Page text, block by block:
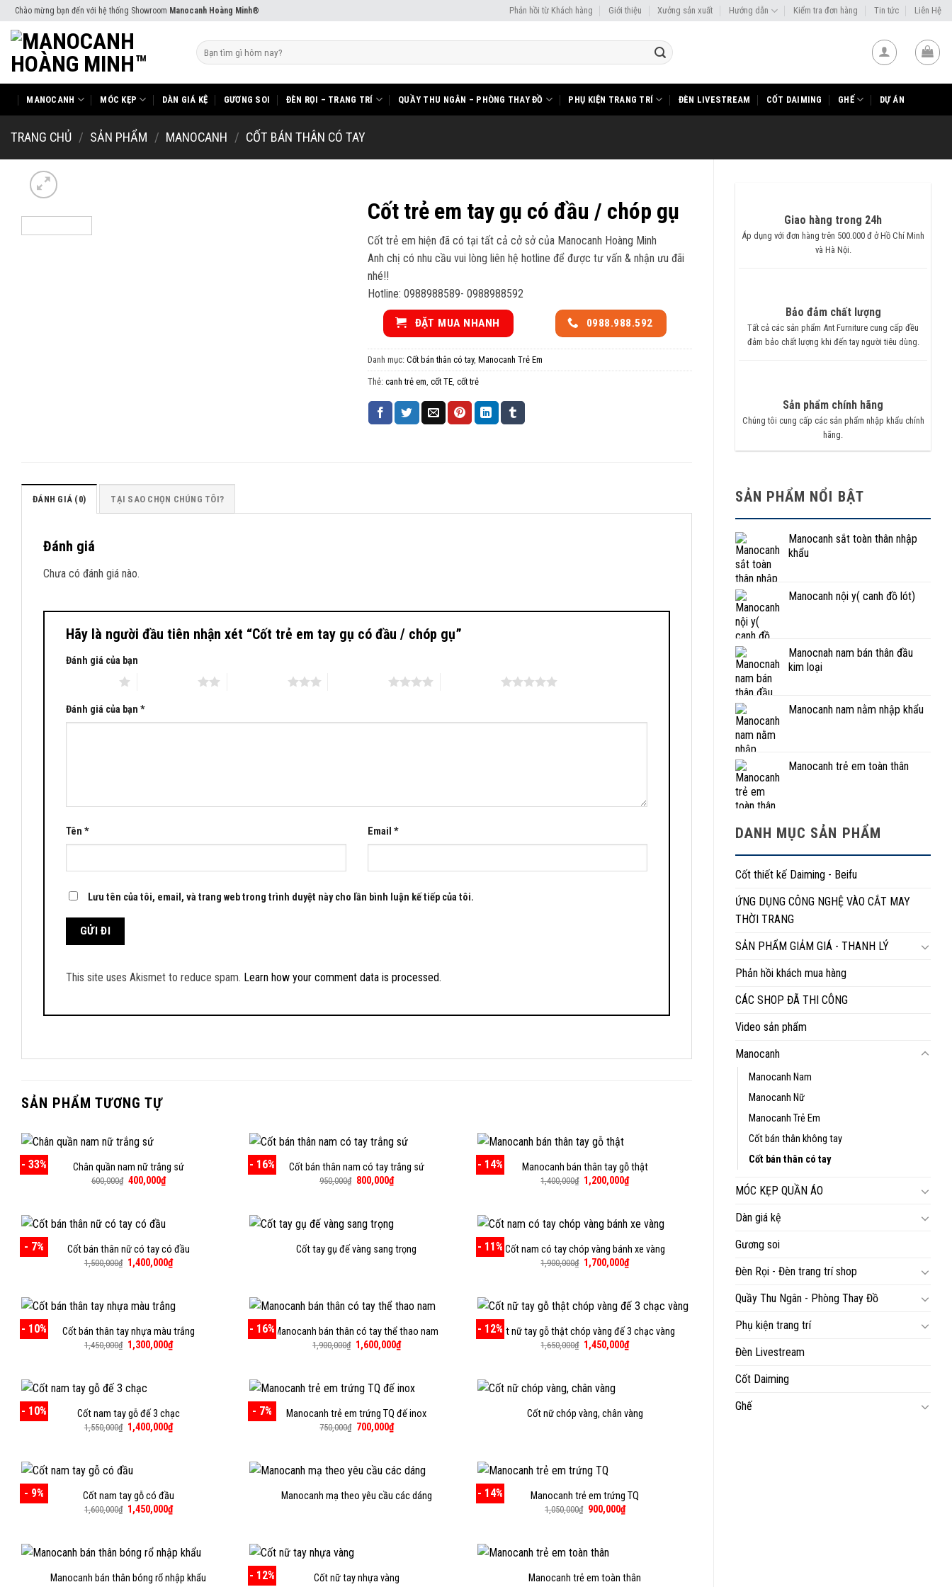
Skip
to
content
Chào mừng bạn đến với hệ thống Showroom Manocanh Hoàng Minh® Phản hồi từ Khách hàng Giới thiệu Xưởng sản xuất Hướng dẫn Kiểm tra đơn hàng Tin tức Liên Hệ
Tìm
kiếm:
MANOCANH MÓC KẸP DÀN GIÁ KỆ GƯƠNG SOI ĐÈN RỌI – TRANG TRÍ QUẦY THU NGÂN – PHÒNG THAY ĐỒ PHỤ KIỆN TRANG TRÍ ĐÈN LIVESTREAM CỐT DAIMING GHẾ DỰ ÁN
TRANG CHỦ / SẢN PHẨM / MANOCANH / CỐT BÁN THÂN CÓ TAY
Giao hàng trong 24h
Áp dụng với đơn hàng trên 500.000 đ ở Hồ Chí Minh
và Hà Nội.
Bảo đảm chất lượng
Tất cả các sản phẩm Ant Furniture cung cấp đều
đảm bảo chất lượng khi đến tay người tiêu dùng.
Sản phẩm chính hãng
Chúng tôi cung cấp các sản phẩm nhập khẩu chính
hãng.
SẢN PHẨM NỔI BẬT
Manocanh sắt toàn thân nhập
khẩu
Manocanh nội y( canh đồ lót)
Manocnah nam bán thân đầu
kim loại
Manocanh nam nằm nhập khẩu
Manocanh trẻ em toàn thân
DANH MỤC SẢN PHẨM
Cốt thiết kế Daiming - Beifu
ỨNG DỤNG CÔNG NGHỆ VÀO CẮT MAY
THỜI TRANG
SẢN PHẨM GIẢM GIÁ - THANH LÝ
Phản hồi khách mua hàng
CÁC SHOP ĐÃ THI CÔNG
Video sản phẩm
Manocanh
Manocanh Nam
Manocanh Nữ
Manocanh Trẻ Em
Cốt bán thân không tay
Cốt bán thân có tay
MÓC KẸP QUẦN ÁO
Dàn giá kệ
Gương soi
Đèn Rọi - Đèn trang trí shop
Quầy Thu Ngân - Phòng Thay Đồ
Phụ kiện trang trí
Đèn Livestream
Cốt Daiming
Ghế
Cốt trẻ em tay gụ có đầu / chóp gụ
Cốt trẻ em hiện đã có tại tất cả cở sở của Manocanh Hoàng Minh
Anh chị có nhu cầu vui lòng liên hệ hotline để được tư vấn & nhận ưu đãi
nhé!!
Hotline: 0988988589- 0988988592
ĐẶT MUA NHANH 0988.988.592
Danh mục: Cốt bán thân có tay, Manocanh Trẻ Em
Thẻ: canh trẻ em cốt TE, cốt trẻ
ĐÁNH GIÁ (0) TẠI SAO CHỌN CHÚNG TÔI?
Đánh giá
Chưa có đánh giá nào.
Hãy là người đầu tiên nhận xét “Cốt trẻ em tay gụ có đầu / chóp gụ”
Đánh giá của bạn
Đánh giá của bạn *
Tên * Email *
Lưu tên của tôi, email, và trang web trong trình duyệt này cho lần bình luận kế tiếp của tôi.
This site uses Akismet to reduce spam. Learn how your comment data is processed.
SẢN PHẨM TƯƠNG TỰ
- 33% Chân quần nam nữ trắng sứ
600,000₫ Giá
400,000₫Giá
hiện
400,000₫.
- 16% Cốt bán thân nam có tay trắng sứ
950,000₫ Giá
800,000₫Giá
hiện
800,000₫.
- 14% Manocanh bán thân tay gỗ thật
1,400,000₫ Giá
gốc
1,200,000₫Giá
hiện
1,200,000₫.
- 7% Cốt bán thân nữ có tay có đầu
1,500,000₫ Giá
gốc
1,400,000₫Giá
hiện
1,400,000₫.
Cốt tay gụ đế vàng sang trọng - 11% Cốt nam có tay chóp vàng bánh xe vàng
1,900,000₫ Giá
gốc
1,700,000₫Giá
hiện
1,700,000₫.
- 10% Cốt bán thân tay nhựa màu trắng
1,450,000₫ Giá
gốc
1,300,000₫Giá
hiện
- 16% Manocanh bán thân có tay thể thao nam
1,900,000₫ Giá
gốc
1,600,000₫Giá
hiện
1,600,000₫.
- 12%Cốt nữ tay gỗ thật chóp vàng đế 3 chạc vàng
1,650,000₫ Giá
gốc
1,450,000₫Giá
hiện
- 10% Cốt nam tay gỗ đế 3 chạc
1,550,000₫ Giá
gốc
1,400,000₫Giá
hiện
- 7% Manocanh trẻ em trứng TQ đế inox
750,000₫ Giá
700,000₫Giá
hiện
700,000₫.
Cốt nữ chóp vàng, chân vàng
- 9% Cốt nam tay gỗ có đầu
1,600,000₫ Giá
gốc
1,450,000₫Giá
hiện
1,450,000₫.
Manocanh mạ theo yêu cầu các dáng - 14% Manocanh trẻ em trứng TQ
1,050,000₫ Giá
900,000₫Giá
hiện
Manocanh bán thân bóng rổ nhập khẩu - 12% Cốt nữ tay nhựa vàng Manocanh trẻ em toàn thân